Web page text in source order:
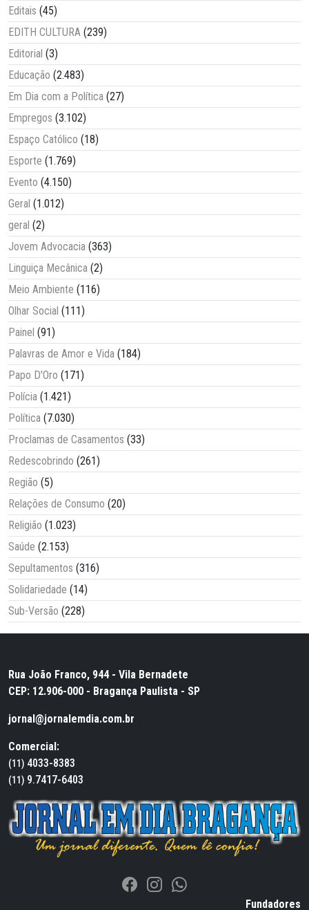
Editais (45)
EDITH CULTURA (239)
Editorial (3)
Educação (2.483)
Em Dia com a Política (27)
Empregos (3.102)
Espaço Católico (18)
Esporte (1.769)
Evento (4.150)
Geral (1.012)
geral (2)
Jovem Advocacia (363)
Linguiça Mecânica (2)
Meio Ambiente (116)
Olhar Social (111)
Painel (91)
Palavras de Amor e Vida (184)
Papo D'Oro (171)
Polícia (1.421)
Política (7.030)
Proclamas de Casamentos (33)
Redescobrindo (261)
Região (5)
Relações de Consumo (20)
Religião (1.023)
Saúde (2.153)
Sepultamentos (316)
Solidariedade (14)
Sub-Versão (228)
Rua João Franco, 944 - Vila Bernadete
CEP: 12.906-000 - Bragança Paulista - SP
jornal@jornalemdia.com.br
Comercial:
(11) 4033-8383
(11) 9.7417-6403
Fundadores